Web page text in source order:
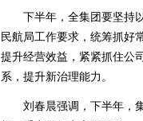
下半年，全集团要坚持以
民航局工作要求，统筹抓好
提升经营效益，紧紧抓住公
系，提升新治理能力。
刘春晨强调，下半年，集